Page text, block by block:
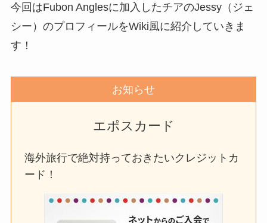
今回はFubon Anglesに加入したチアのJessy（ジェ
シー）のプロフィールをWiki風に紹介していきま
す！
お知らせ
エポスカード
海外旅行で絶対持っておきたいクレジットカ
ード！